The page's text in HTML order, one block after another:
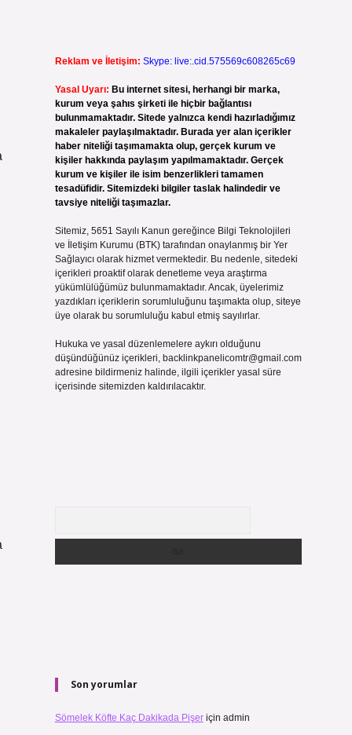
Reklam ve İletişim: Skype: live:.cid.575569c608265c69
Yasal Uyarı: Bu internet sitesi, herhangi bir marka,
kurum veya şahıs şirketi ile hiçbir bağlantısı
bulunmamaktadır. Sitede yalnızca kendi hazırladığımız
makaleler paylaşılmaktadır. Burada yer alan içerikler
haber niteliği taşımamakta olup, gerçek kurum ve
kişiler hakkında paylaşım yapılmamaktadır. Gerçek
kurum ve kişiler ile isim benzerlikleri tamamen
tesadüfidir. Sitemizdeki bilgiler taslak halindedir ve
tavsiye niteliği taşımazlar.
Sitemiz, 5651 Sayılı Kanun gereğince Bilgi Teknolojileri
ve İletişim Kurumu (BTK) tarafından onaylanmış bir Yer
Sağlayıcı olarak hizmet vermektedir. Bu nedenle, sitedeki
içerikleri proaktif olarak denetleme veya araştırma
yükümlülüğümüz bulunmamaktadır. Ancak, üyelerimiz
yazdıkları içeriklerin sorumluluğunu taşımakta olup, siteye
üye olarak bu sorumluluğu kabul etmiş sayılırlar.
Hukuka ve yasal düzenlemelere aykırı olduğunu
düşündüğünüz içerikleri, backlinkpanelicomtr@gmail.com
adresine bildirmeniz halinde, ilgili içerikler yasal süre
içerisinde sitemizden kaldırılacaktır.
Son yorumlar
Sömelek Köfte Kaç Dakikada Pişeriçin admin